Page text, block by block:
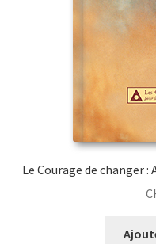
Le Courage de changer :